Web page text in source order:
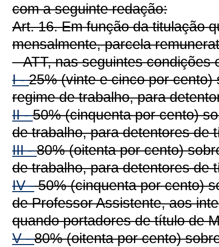
com a seguinte redação:
Art. 16. Em função da titulação
mensalmente, parcela
– ATT, nas seguintes condições
I -25% (vinte e cinco por
regime de trabalho, para
II -50% (cinquenta por cento)
de trabalho, para detentores de
III -80% (oitenta por cento)
de trabalho, para detentores de
IV -50% (cinquenta por cento)
de Professor Assistente, aos
quando portadores de título de
V -80% (oitenta por cento)